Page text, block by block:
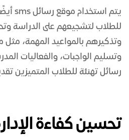
يتم استخدام موقع رسائل sms
للطلاب لتشجيعهم على الدراسة
وتذكيرهم بالمواعيد المهمة، مثل
وتسليم الواجبات، والفعاليات
رسائل تهنئة للطلاب المتميزين
تحسين كفاءة